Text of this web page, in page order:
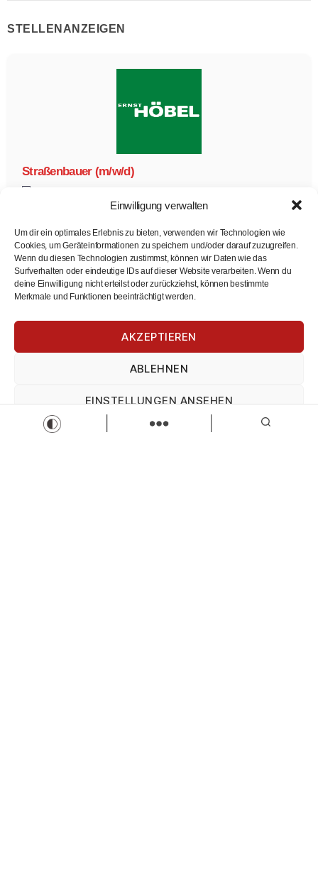
Einwilligung verwalten
Um dir ein optimales Erlebnis zu bieten, verwenden wir Technologien wie
Cookies, um Geräteinformationen zu speichern und/oder darauf zuzugreifen.
Wenn du diesen Technologien zustimmst, können wir Daten wie das
Surfverhalten oder eindeutige IDs auf dieser Website verarbeiten. Wenn du
deine Einwilligung nicht erteilst oder zurückziehst, können bestimmte
Merkmale und Funktionen beeinträchtigt werden.
AKZEPTIEREN
ABLEHNEN
EINSTELLUNGEN ANSEHEN
Impressum Impressum
STELLENANZEIGEN
Straßenbauer (m/w/d)
Straßenbauer/-in
Höbel Umwelt GmbH
Vollzeit
Zur Stelle